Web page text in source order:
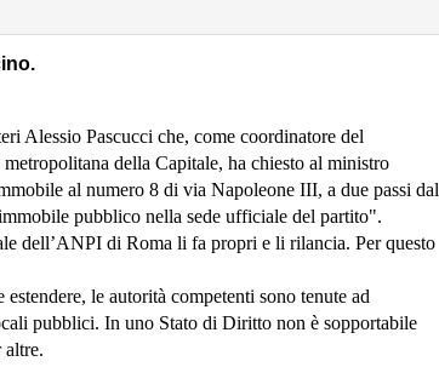
Alessio Pascucci che, come coordinatore del
della Capitale, ha chiesto al ministro
al numero 8 di via Napoleone III, a due passi dal
pubblico nella sede ufficiale del partito".
dell’ANPI di Roma li fa propri e li rilancia. Per questo
le autorità competenti sono tenute ad
pubblici. In uno Stato di Diritto non è sopportabile
altre.